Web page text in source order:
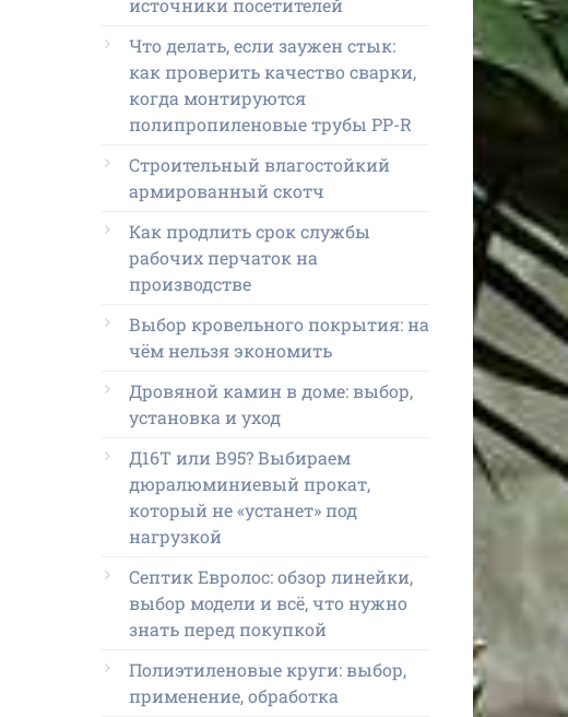
источники посетителей
Что делать, если заужен стык:
как проверить качество сварки,
когда монтируются
полипропиленовые трубы PP-R
Строительный влагостойкий
армированный скотч
Как продлить срок службы
рабочих перчаток на
производстве
Выбор кровельного покрытия: на
чём нельзя экономить
Дровяной камин в доме: выбор,
установка и уход
Д16Т или В95? Выбираем
дюралюминиевый прокат,
который не «устанет» под
нагрузкой
Септик Евролос: обзор линейки,
выбор модели и всё, что нужно
знать перед покупкой
Полиэтиленовые круги: выбор,
применение, обработка